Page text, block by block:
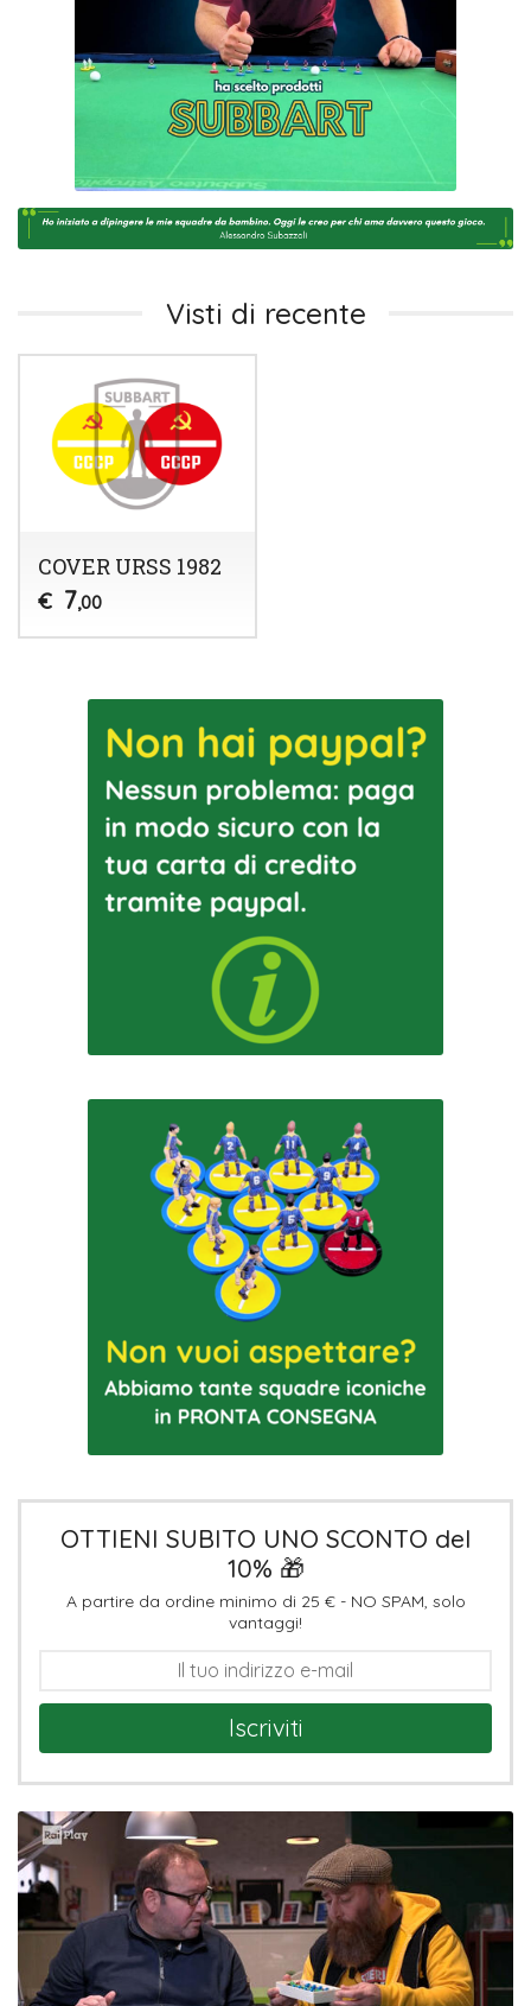
Visti di recente
COVER URSS 1982
€ 7,00
OTTIENI SUBITO UNO SCONTO del
10% 🎁
A partire da ordine minimo di 25 € - NO SPAM, solo
vantaggi!
Iscriviti